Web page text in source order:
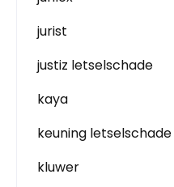
jurist
justiz letselschade
kaya
keuning letselschade
kluwer